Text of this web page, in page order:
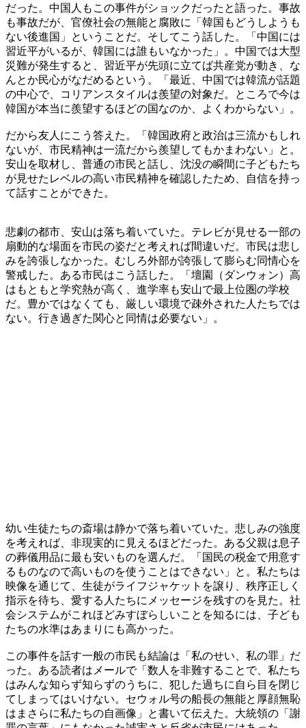
だった。中国人もこの事件がショックだったと語った。事故
も事故だが、官僚社会の無能と腐敗に「韓国もどうしようも
ない後進国」ということだ。そしてこう話した。「中国には
習近平がいるが、韓国には誰もいなかった」。中国では大型
災難が発生すると、習近平が先頭に立てば共産党が動き、な
んとか民心がなだめるという。「最近、中国では韓流が話題
の中心で、コリアンスタイルは羨望の対象だ。ところで今は
韓国が本当に羨望するほどの国なのか、よくわからない」。
だから友人にこう答えた。「韓国政府と政治は三流かもしれ
ないが、市民精神は一流だから羨望してもかまわない」と。
安山を取材し、普通の市民と話し、沈没の瞬間に子どもたち
が見せたレベルの高い市民精神を確認したため、自信を持っ
て話すことができた。
悲劇の都市、安山は落ち着いていた。テレビが見せる一部の
扇動的な場面を市民の姿だと考えれば間違いだ。市民は悲し
みを誇張しなかった。むしろ外部が誇張して膨らむ同情心を
警戒した。ある市民はこう話した。「壇園（ダンウォン）高
はもともと学究熱が高く、進学率も安山で最上位圏の学校
だ。豊かではなくても、厳しい環境で疎外された人たちでは
ない。行き過ぎた関心と同情は必要ない」。
幼い生徒たちの斎場は静かで落ち着いていた。悲しみの強度
を考えれば、非現実的に見えるほどだった。ある父親は息子
の葬儀用品に最も安いものを選んだ。「国民の税金で用意す
るものなので高いものを使うことはできない」と。私たちは
映像を通じて、生徒がライフジャケットを譲り、秩序正しく
指示を待ち、愛する人たちにメッセージを残すのを見た。社
会システムがこれほどみすぼらしいことを知るには、子ども
たちの水準はあまりにも高かった。
この事件を話す一般の市民も結論は「私のせい、私の罪」だ
った。ある読者はメールで「数人を非難することで、私たち
はみんな知らず知らずのうちに、犯した過ちに自ら目を閉じ
てしまってはいけない。セウォル号の船長の無能と厚顔無恥
はまさらに私たちの自画像」と書いて伝えた。大統領の「謝